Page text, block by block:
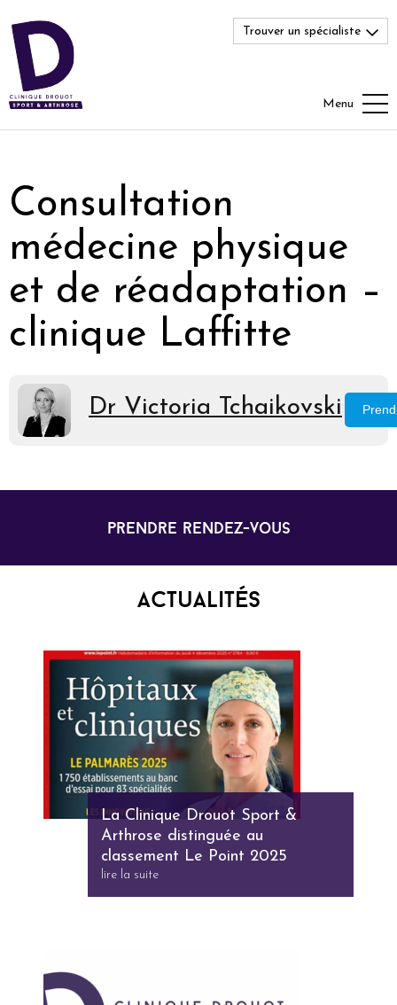
Trouver un spécialiste
Menu
Consultation
médecine physique
et de réadaptation –
clinique Laffitte
Dr Victoria Tchaikovski
prendre rendez-vous
Actualités
La Clinique Drouot Sport &
Arthrose distinguée au
classement Le Point 2025
lire la suite